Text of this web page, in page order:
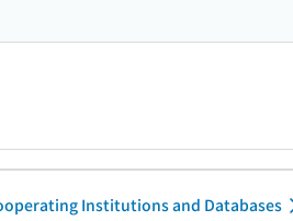
Institutions and Databases